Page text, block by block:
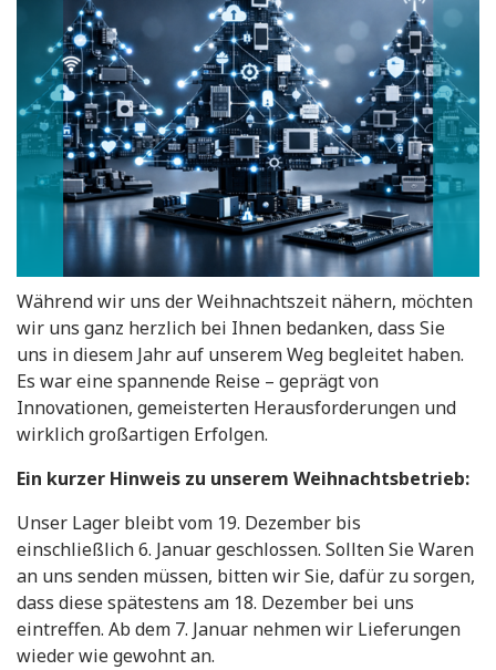
Während wir uns der Weihnachtszeit nähern, möchten
wir uns ganz herzlich bei Ihnen bedanken, dass Sie
uns in diesem Jahr auf unserem Weg begleitet haben.
Es war eine spannende Reise – geprägt von
Innovationen, gemeisterten Herausforderungen und
wirklich großartigen Erfolgen.
Ein kurzer Hinweis zu unserem Weihnachtsbetrieb:
Unser Lager bleibt vom 19. Dezember bis
einschließlich 6. Januar geschlossen. Sollten Sie Waren
an uns senden müssen, bitten wir Sie, dafür zu sorgen,
dass diese spätestens am 18. Dezember bei uns
eintreffen. Ab dem 7. Januar nehmen wir Lieferungen
wieder wie gewohnt an.